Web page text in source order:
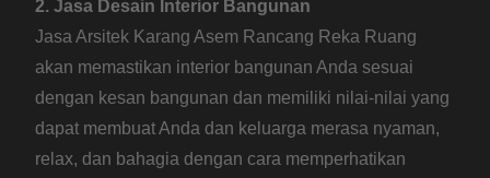
2. Jasa Desain Interior Bangunan
Jasa Arsitek Karang Asem Rancang Reka Ruang
akan memastikan interior bangunan Anda sesuai
dengan kesan bangunan dan memiliki nilai-nilai yang
dapat membuat Anda dan keluarga merasa nyaman,
relax, dan bahagia dengan cara memperhatikan